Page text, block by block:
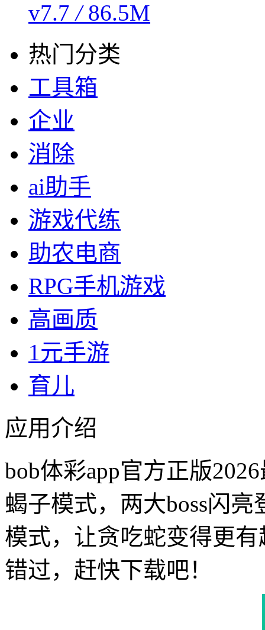
v7.7/86.5M
热门分类
工具箱
企业
消除
ai助手
游戏代练
助农电商
RPG手机游戏
高画质
1元手游
育儿
应用介绍
bob体彩app官方正版
蝎子模式，两大boss闪
模式，让贪吃蛇变得更
错过，赶快下载吧！